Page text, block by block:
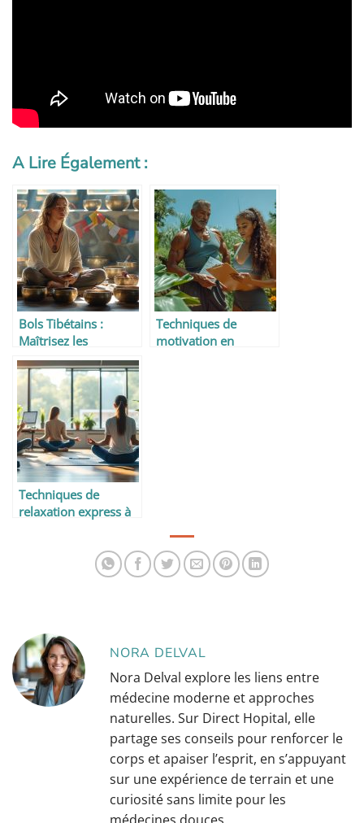
A Lire Également :
Bols Tibétains :
Maîtrisez les
Techniques de Base
pour une Méditation
et Relaxation
Réussies
Techniques de
motivation en
Techniques de
relaxation express à
NORA DELVAL
Nora Delval explore les liens entre
médecine moderne et approches
naturelles. Sur Direct Hopital, elle
partage ses conseils pour renforcer le
corps et apaiser l’esprit, en s’appuyant
sur une expérience de terrain et une
curiosité sans limite pour les